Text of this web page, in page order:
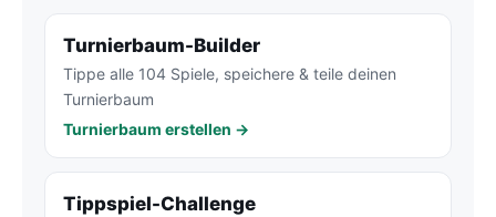
Turnierbaum-Builder
Tippe alle 104 Spiele, speichere & teile deinen
Turnierbaum
Turnierbaum erstellen →
Tippspiel-Challenge